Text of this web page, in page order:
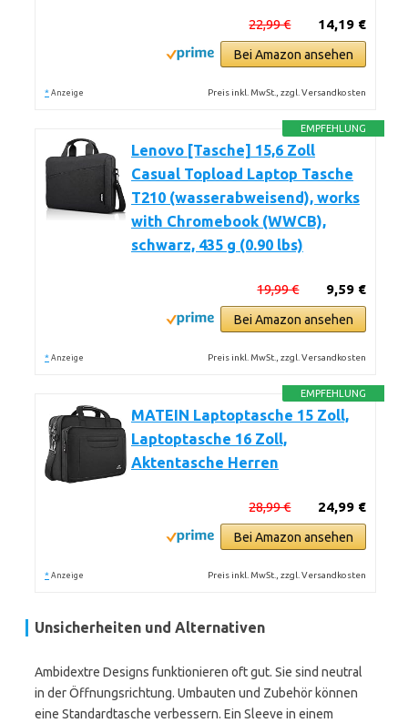
14,19 €
22,99 €
Bei Amazon ansehen
* Anzeige Preis inkl. MwSt., zzgl. Versandkosten
EMPFEHLUNG
Lenovo [Tasche] 15,6 Zoll
Casual Topload Laptop Tasche
T210 (wasserabweisend), works
with Chromebook (WWCB),
schwarz, 435 g (0.90 lbs)
9,59 €
19,99 €
Bei Amazon ansehen
* Anzeige Preis inkl. MwSt., zzgl. Versandkosten
EMPFEHLUNG
MATEIN Laptoptasche 15 Zoll,
Laptoptasche 16 Zoll,
Aktentasche Herren
24,99 €
28,99 €
Bei Amazon ansehen
* Anzeige Preis inkl. MwSt., zzgl. Versandkosten
Unsicherheiten und Alternativen
Ambidextre Designs funktionieren oft gut. Sie sind neutral
in der Öffnungsrichtung. Umbauten und Zubehör können
eine Standardtasche verbessern. Ein Sleeve in einem